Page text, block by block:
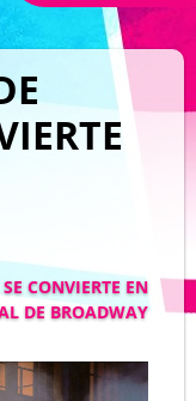
CONVIERTE EN
DE BROADWAY